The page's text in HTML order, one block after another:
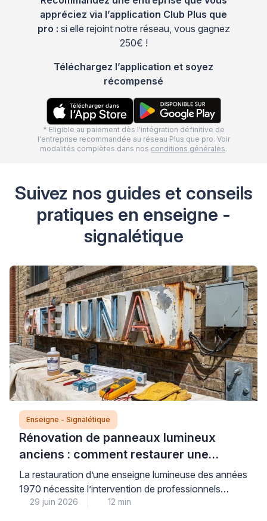
appréciez via l’application Club Plus que
pro : si elle rejoint notre réseau, vous gagnez
250€ !
Téléchargez l’application et soyez
récompensé
* Eligible au paiement dès l'intégration définitive de
l'entreprise recommandée au réseau Plus que pro. Voir
modalités complètes dans nos conditions générales.
Suivez nos guides et conseils
pratiques en enseigne -
signalétique
Enseigne - Signalétique
Rénovation de panneaux lumineux
anciens : comment restaurer une
enseigne des années 1970 en toute
sécurité
La restauration d’une enseigne lumineuse des années
1970 nécessite l’intervention de professionnels
qualifiés maîtrisant à la fois les spécificités électriques
29 juin 2026 12 min